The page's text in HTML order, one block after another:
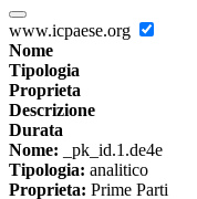
www.icpaese.org
Nome
Tipologia
Proprieta
Descrizione
Durata
Nome: _pk_id.1.de4e
Tipologia: analitico
Proprieta: Prime Parti